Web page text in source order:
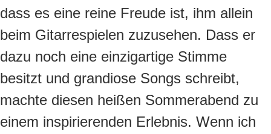
dass es eine reine Freude ist, ihm allein
beim Gitarrespielen zuzusehen. Dass er
dazu noch eine einzigartige Stimme
besitzt und grandiose Songs schreibt,
machte diesen heißen Sommerabend zu
einem inspirierenden Erlebnis. Wenn ich